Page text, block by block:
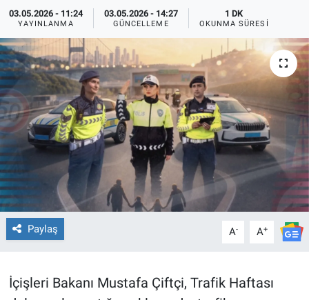
03.05.2026 - 11:24
YAYINLANMA
03.05.2026 - 14:27
GÜNCELLEME
1 DK
OKUNMA SÜRESI
Paylaş A- A+
İçişleri Bakanı Mustafa Çiftçi, Trafik Haftası
TEKNOLOJİ
Dünya
İlçeler
MAGAZİN
Bilim, Teknoloji
ASAYİŞ
ÇEVRE
EĞİTİM